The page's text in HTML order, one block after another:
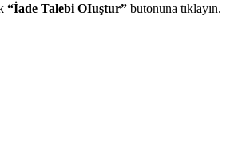
“İade Talebi OIuştur” butonuna tıklayın.